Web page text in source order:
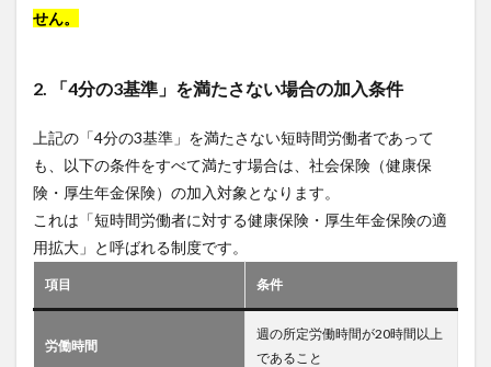
せん。
2. 「4分の3基準」を満たさない場合の加入条件
上記の「4分の3基準」を満たさない短時間労働者であって
も、以下の条件をすべて満たす場合は、社会保険（健康保
険・厚生年金保険）の加入対象となります。
これは「短時間労働者に対する健康保険・厚生年金保険の適
用拡大」と呼ばれる制度です。
項目 条件
労働時間
週の所定労働時間が20時間以上
であること